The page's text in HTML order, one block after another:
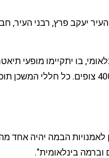
פרץ, רבני העיר,
8,000 מ"ר ויהווה מרכז תרבותי אזורי
המבנה יכלול היכל מרכזי עם למעלה מ-900 מקומות ישיבה, אולם
הבמה יהיה אחד
וברמה בינלאומית".